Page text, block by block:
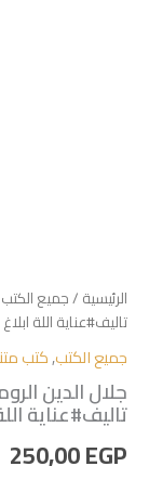
الرئيسية /جميع الكتب
تاليف#عناية اللة
جميع الكتب,كتب
جلال الدين
تاليف#عناية
250,00EGP